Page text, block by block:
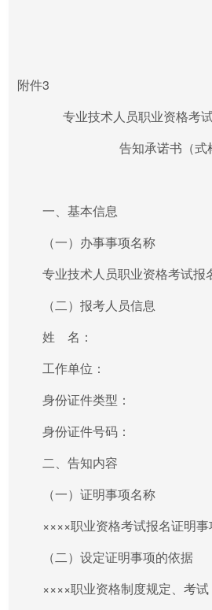
附件3
专业技术人员职业资格考
告知承诺书（式
一、基本信息
（一）办事事项名称
专业技术人员职业资格考试报
（二）报考人员信息
姓 名：
工作单位：
身份证件类型：
身份证件号码：
二、告知内容
（一）证明事项名称
××××职业资格考试报名证明事
（二）设定证明事项的依据
××××职业资格制度规定、考试